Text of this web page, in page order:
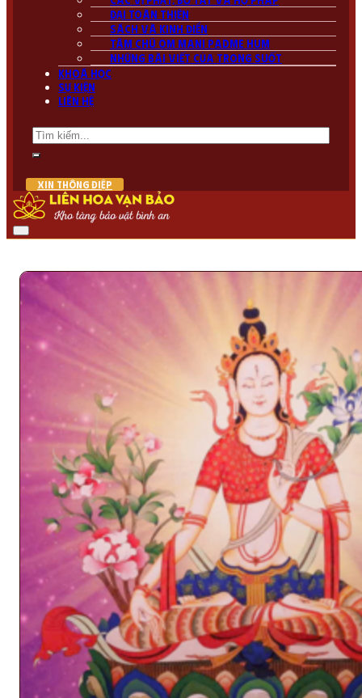
Đại Toàn Thiện
Sách và kinh điển
Tâm chú Om Mani PadMe Hum
Những bài viết của Trong Suốt
Khoá học
Sự kiện
Liên hệ
Tìm
kiếm
XIN THÔNG ĐIỆP